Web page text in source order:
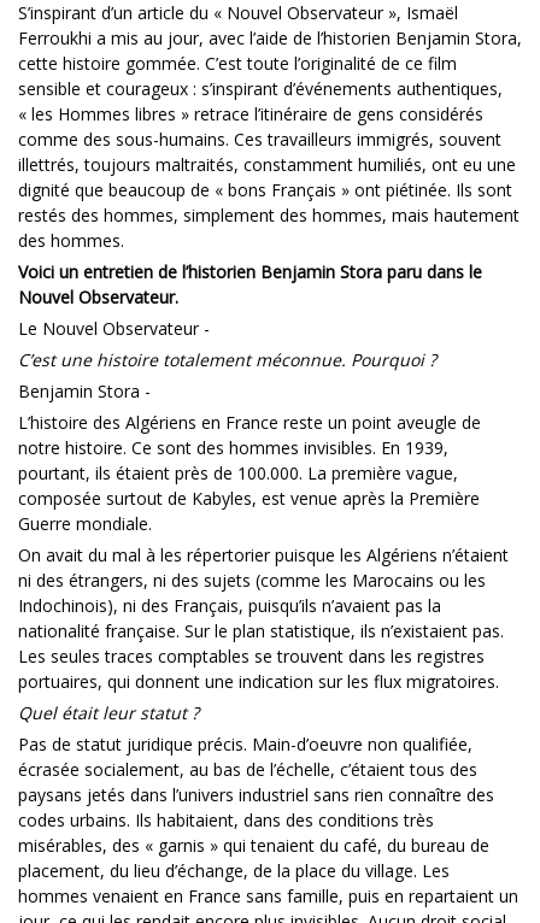
S’inspirant d’un article du « Nouvel Observateur », Ismaël
Ferroukhi a mis au jour, avec l’aide de l’historien Benjamin Stora,
cette histoire gommée. C’est toute l’originalité de ce film
sensible et courageux : s’inspirant d’événements authentiques,
« les Hommes libres » retrace l’itinéraire de gens considérés
comme des sous-humains. Ces travailleurs immigrés, souvent
illettrés, toujours maltraités, constamment humiliés, ont eu une
dignité que beaucoup de « bons Français » ont piétinée. Ils sont
restés des hommes, simplement des hommes, mais hautement
des hommes.
Voici un entretien de l’historien Benjamin Stora paru dans le
Nouvel Observateur.
Le Nouvel Observateur -
C’est une histoire totalement méconnue. Pourquoi ?
Benjamin Stora -
L’histoire des Algériens en France reste un point aveugle de
notre histoire. Ce sont des hommes invisibles. En 1939,
pourtant, ils étaient près de 100.000. La première vague,
composée surtout de Kabyles, est venue après la Première
Guerre mondiale.
On avait du mal à les répertorier puisque les Algériens n’étaient
ni des étrangers, ni des sujets (comme les Marocains ou les
Indochinois), ni des Français, puisqu’ils n’avaient pas la
nationalité française. Sur le plan statistique, ils n’existaient pas.
Les seules traces comptables se trouvent dans les registres
portuaires, qui donnent une indication sur les flux migratoires.
Quel était leur statut ?
Pas de statut juridique précis. Main-d’oeuvre non qualifiée,
écrasée socialement, au bas de l’échelle, c’étaient tous des
paysans jetés dans l’univers industriel sans rien connaître des
codes urbains. Ils habitaient, dans des conditions très
misérables, des « garnis » qui tenaient du café, du bureau de
placement, du lieu d’échange, de la place du village. Les
hommes venaient en France sans famille, puis en repartaient un